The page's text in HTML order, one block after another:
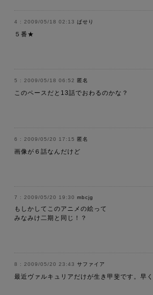
2009/05/18 02:13 ぱせり
５番★
2009/05/18 06:52 匿名
このペースだと13話でおわるのかな？
2009/05/20 17:15 匿名
画像が６話なんだけど
2009/05/20 19:30 mbcjg
もしかしてこのアニメの絵って
みなみけ二期と同じ！？
2009/05/20 23:43 サファイア
最近ヴァルキュリアだけが生き甲斐です。早